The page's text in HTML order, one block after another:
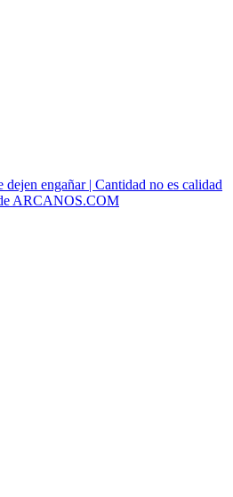
engañar | Cantidad no es calidad
ARCANOS.COM